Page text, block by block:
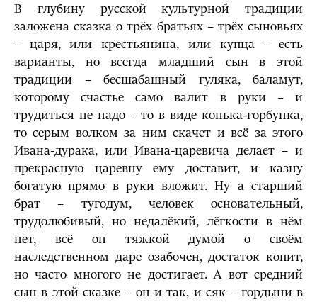
В глубину русской культурной традиции
заложена сказка о трёх братьях – трёх сыновьях
– царя, или крестьянина, или купца – есть
варианты, но всегда младший сын в этой
традиции – бесшабашный гуляка, баламут,
которому счастье само валит в руки – и
трудиться не надо – то в виде конька-горбунка,
то серым волком за ним скачет и всё за этого
Ивана-дурака, или Ивана-царевича делает – и
прекрасную царевну ему доставит, и казну
богатую прямо в руки вложит. Ну а старший
брат – тугодум, человек основательный,
трудолюбивый, но недалёкий, лёгкости в нём
нет, всё он тяжкой думой о своём
наследственном даре озабочен, достаток копит,
но часто многого не достигает. А вот средний
сын в этой сказке – он и так, и сяк – гордыни в